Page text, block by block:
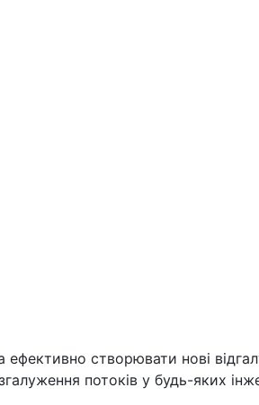
створювати нові
потоків у будь-яких